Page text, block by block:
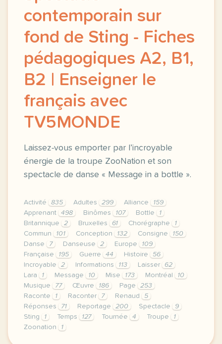
contemporain sur
fond de Sting - Fiches
pédagogiques A2, B1,
B2 | Enseigner le
français avec
TV5MONDE
Laissez-vous emporter par l’incroyable
énergie de la troupe ZooNation et son
spectacle de danse « Message in a bottle ».
Activité 835 Adultes 299 Alliance
159
Apprenant
498 Binômes 107 Bottle
1
Britannique
2 Bruxelles 61 Chorégraphe
1
Commun
101 Conception 132 Consigne
150
Danse
7 Danseuse 2 Europe
109
Française
195 Guerre 44 Histoire
56
Incroyable
2 Informations 113 Laisser
62
Lara
1 Message 10 Mise 173 Montréal
10
Musique
77 Œuvre 186 Page
253
Raconte
1 Raconter 7 Renaud
5
Réponses
71 Reportage 200 Spectacle
9
Sting
1 Temps 127 Tournée 4 Troupe
1
Zoonation
1
le respect de votre vie privee est une priorite